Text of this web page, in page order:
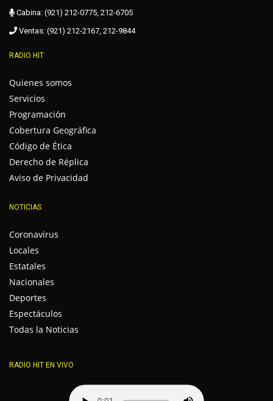
Cabina: (921) 212-0775, 212-6705
Ventas: (921) 212-2167, 212-9844
RADIO HIT
Quienes somos
Servicios
Programación
Cobertura Geográfica
Código de Ética
Derecho de Réplica
Aviso de Privacidad
NOTICIAS
Coronavirus
Locales
Estatales
Nacionales
Deportes
Espectáculos
Todas la Noticias
RADIO HIT EN VIVO